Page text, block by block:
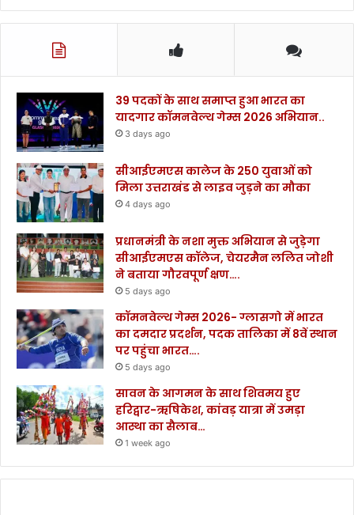
39 पदकों के साथ समाप्त हुआ भारत का
यादगार कॉमनवेल्थ गेम्स 2026 अभियान..
3 days ago
सीआईएमएस कालेज के 250 युवाओं को
मिला उत्तराखंड से लाइव जुड़ने का मौका
4 days ago
प्रधानमंत्री के नशा मुक्त अभियान से जुड़ेगा
सीआईएमएस कॉलेज, चेयरमैन ललित जोशी
ने बताया गौरवपूर्ण क्षण….
5 days ago
कॉमनवेल्थ गेम्स 2026- ग्लासगो में भारत
का दमदार प्रदर्शन, पदक तालिका में 8वें स्थान
पर पहुंचा भारत….
5 days ago
सावन के आगमन के साथ शिवमय हुए
हरिद्वार-ऋषिकेश, कांवड़ यात्रा में उमड़ा
आस्था का सैलाब…
1 week ago